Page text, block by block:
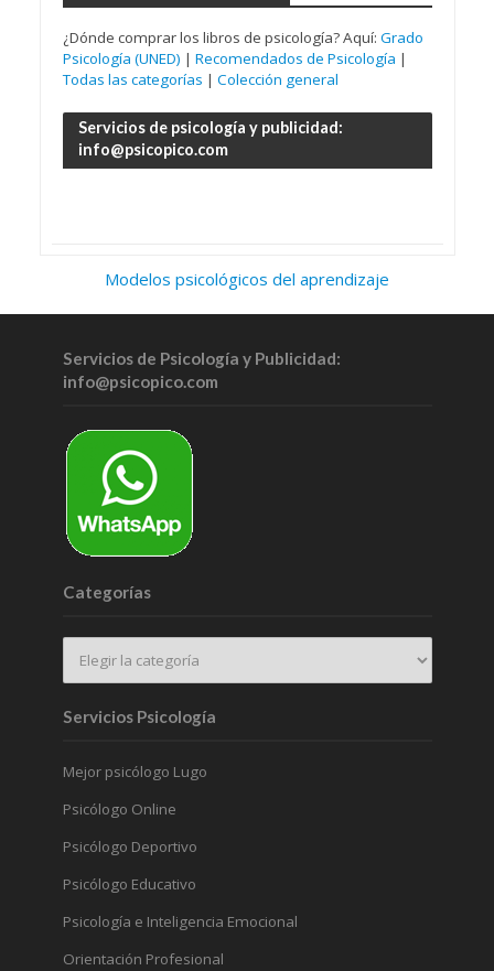
¿Dónde comprar los libros de psicología? Aquí: Grado
Psicología (UNED) | Recomendados de Psicología |
Todas las categorías | Colección general
Servicios de psicología y publicidad:
info@psicopico.com
Modelos psicológicos del aprendizaje
Servicios de Psicología y Publicidad:
info@psicopico.com
Categorías
Servicios Psicología
Mejor psicólogo Lugo
Psicólogo Online
Psicólogo Deportivo
Psicólogo Educativo
Psicología e Inteligencia Emocional
Orientación Profesional